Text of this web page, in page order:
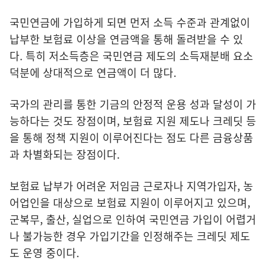
국민연금에 가입하게 되면 먼저 소득 수준과 관계없이
납부한 보험료 이상을 연금액을 통해 돌려받을 수 있
다. 특히 저소득층은 국민연금 제도의 소득재분배 요소
덕분에 상대적으로 연금액이 더 많다.
국가의 관리를 통한 기금의 안정적 운용 성과 달성이 가
능하다는 것도 장점이며, 보험료 지원 제도나 크레딧 등
을 통해 정책 지원이 이루어진다는 점도 다른 금융상품
과 차별화되는 장점이다.
보험료 납부가 어려운 저임금 근로자나 지역가입자, 농
어업인을 대상으로 보험료 지원이 이루어지고 있으며,
군복무, 출산, 실업으로 인하여 국민연금 가입이 어렵거
나 불가능한 경우 가입기간을 인정해주는 크레딧 제도
도 운영 중이다.